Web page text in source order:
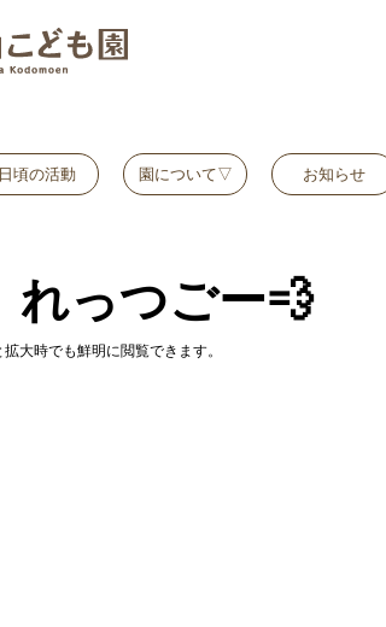
日頃の活動 園について▽ お知らせ
れっつごー💨
大時でも鮮明に閲覧できます。